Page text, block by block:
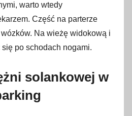
warto wtedy
Część na parterze
Na wieżę widokową i
po schodach nogami.
solankowej w